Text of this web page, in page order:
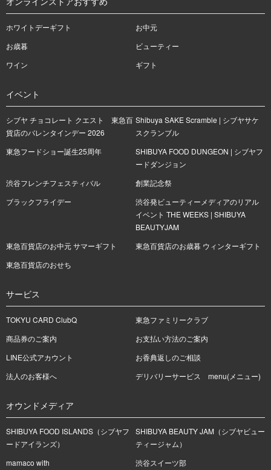
ホワイトデーギフト
お中元
お歳暮
ビューティー
ワイン
ギフト
イベント
シブヤ チョコレート クエスト 東急百
貨店のバレンタインデー 2026
Shibuya SAKE Scramble | シブヤサケ
スクランブル
東急フードショー誕生25周年
SHIBUYA FOOD DUNGEON | シブヤフ
ードダンジョン
渋谷フレンチフェスティバル
創業記念祭
ブラックフライデー
渋谷発ビューティーメディアのリアル
イベント THE WEEKS | SHIBUYA
BEAUTYJAM
東急百貨店のお中元 サマーギフト
東急百貨店のお歳暮 ウィンターギフト
東急百貨店のおせち
サービス
TOKYU CARD ClubQ
東急ファミリークラブ
商品券のご案内
お支払い方法のご案内
LINE公式アカウント
お香典返しのご相談
法人のお客様へ
デリバリーサービス menu(メニュー)
オウンドメディア
SHIBUYA FOOD ISLANDS（シブヤフ
ードアイランズ）
SHIBUYA BEAUTY JAM（シブヤビュー
ティージャム）
mamaco with
渋谷スイーツ部